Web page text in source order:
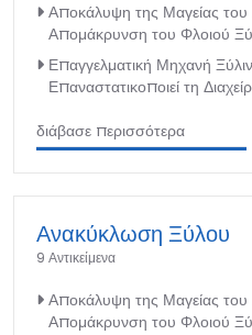
Αποκάλυψη της Μαγείας του
Απομάκρυνση του Φλοιού
Επαγγελματική Μηχανή
Επαναστατικοποιεί τη
διάβασε περισσότερα
Ανακύκλωση Ξύλου
9 Αντικείμενα
Αποκάλυψη της Μαγείας του
Απομάκρυνση του Φλοιού